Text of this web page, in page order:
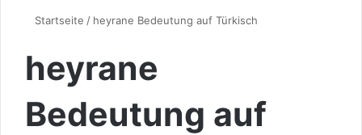
Startseite / heyrane Bedeutung auf Türkisch
heyrane
Bedeutung auf